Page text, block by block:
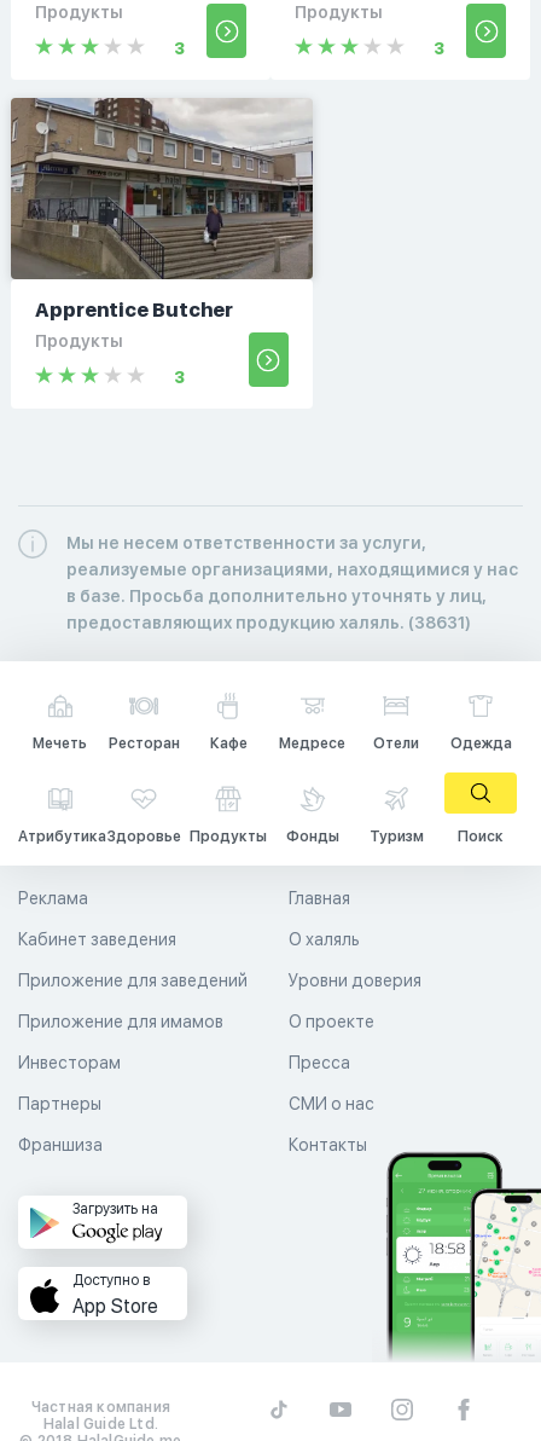
Продукты
3
Продукты
3
Apprentice Butcher
Продукты
3
Мы не несем ответственности за услуги,
реализуемые организациями, находящимися у нас
в базе. Просьба дополнительно уточнять у лиц,
предоставляющих продукцию халяль. (38631)
Мечеть Ресторан Кафе Медресе Отели Одежда
АтрибутикаЗдоровье Продукты Фонды Туризм Поиск
Главная
О халяль
Уровни доверия
Реклама
Кабинет заведения
Приложение для заведений
Приложение для имамов О проекте
Пресса
СМИ о нас
Контакты
Инвесторам
Партнеры
Франшиза
Загрузить на
Доступно в
App Store
Частная компания
Halal Guide Ltd.